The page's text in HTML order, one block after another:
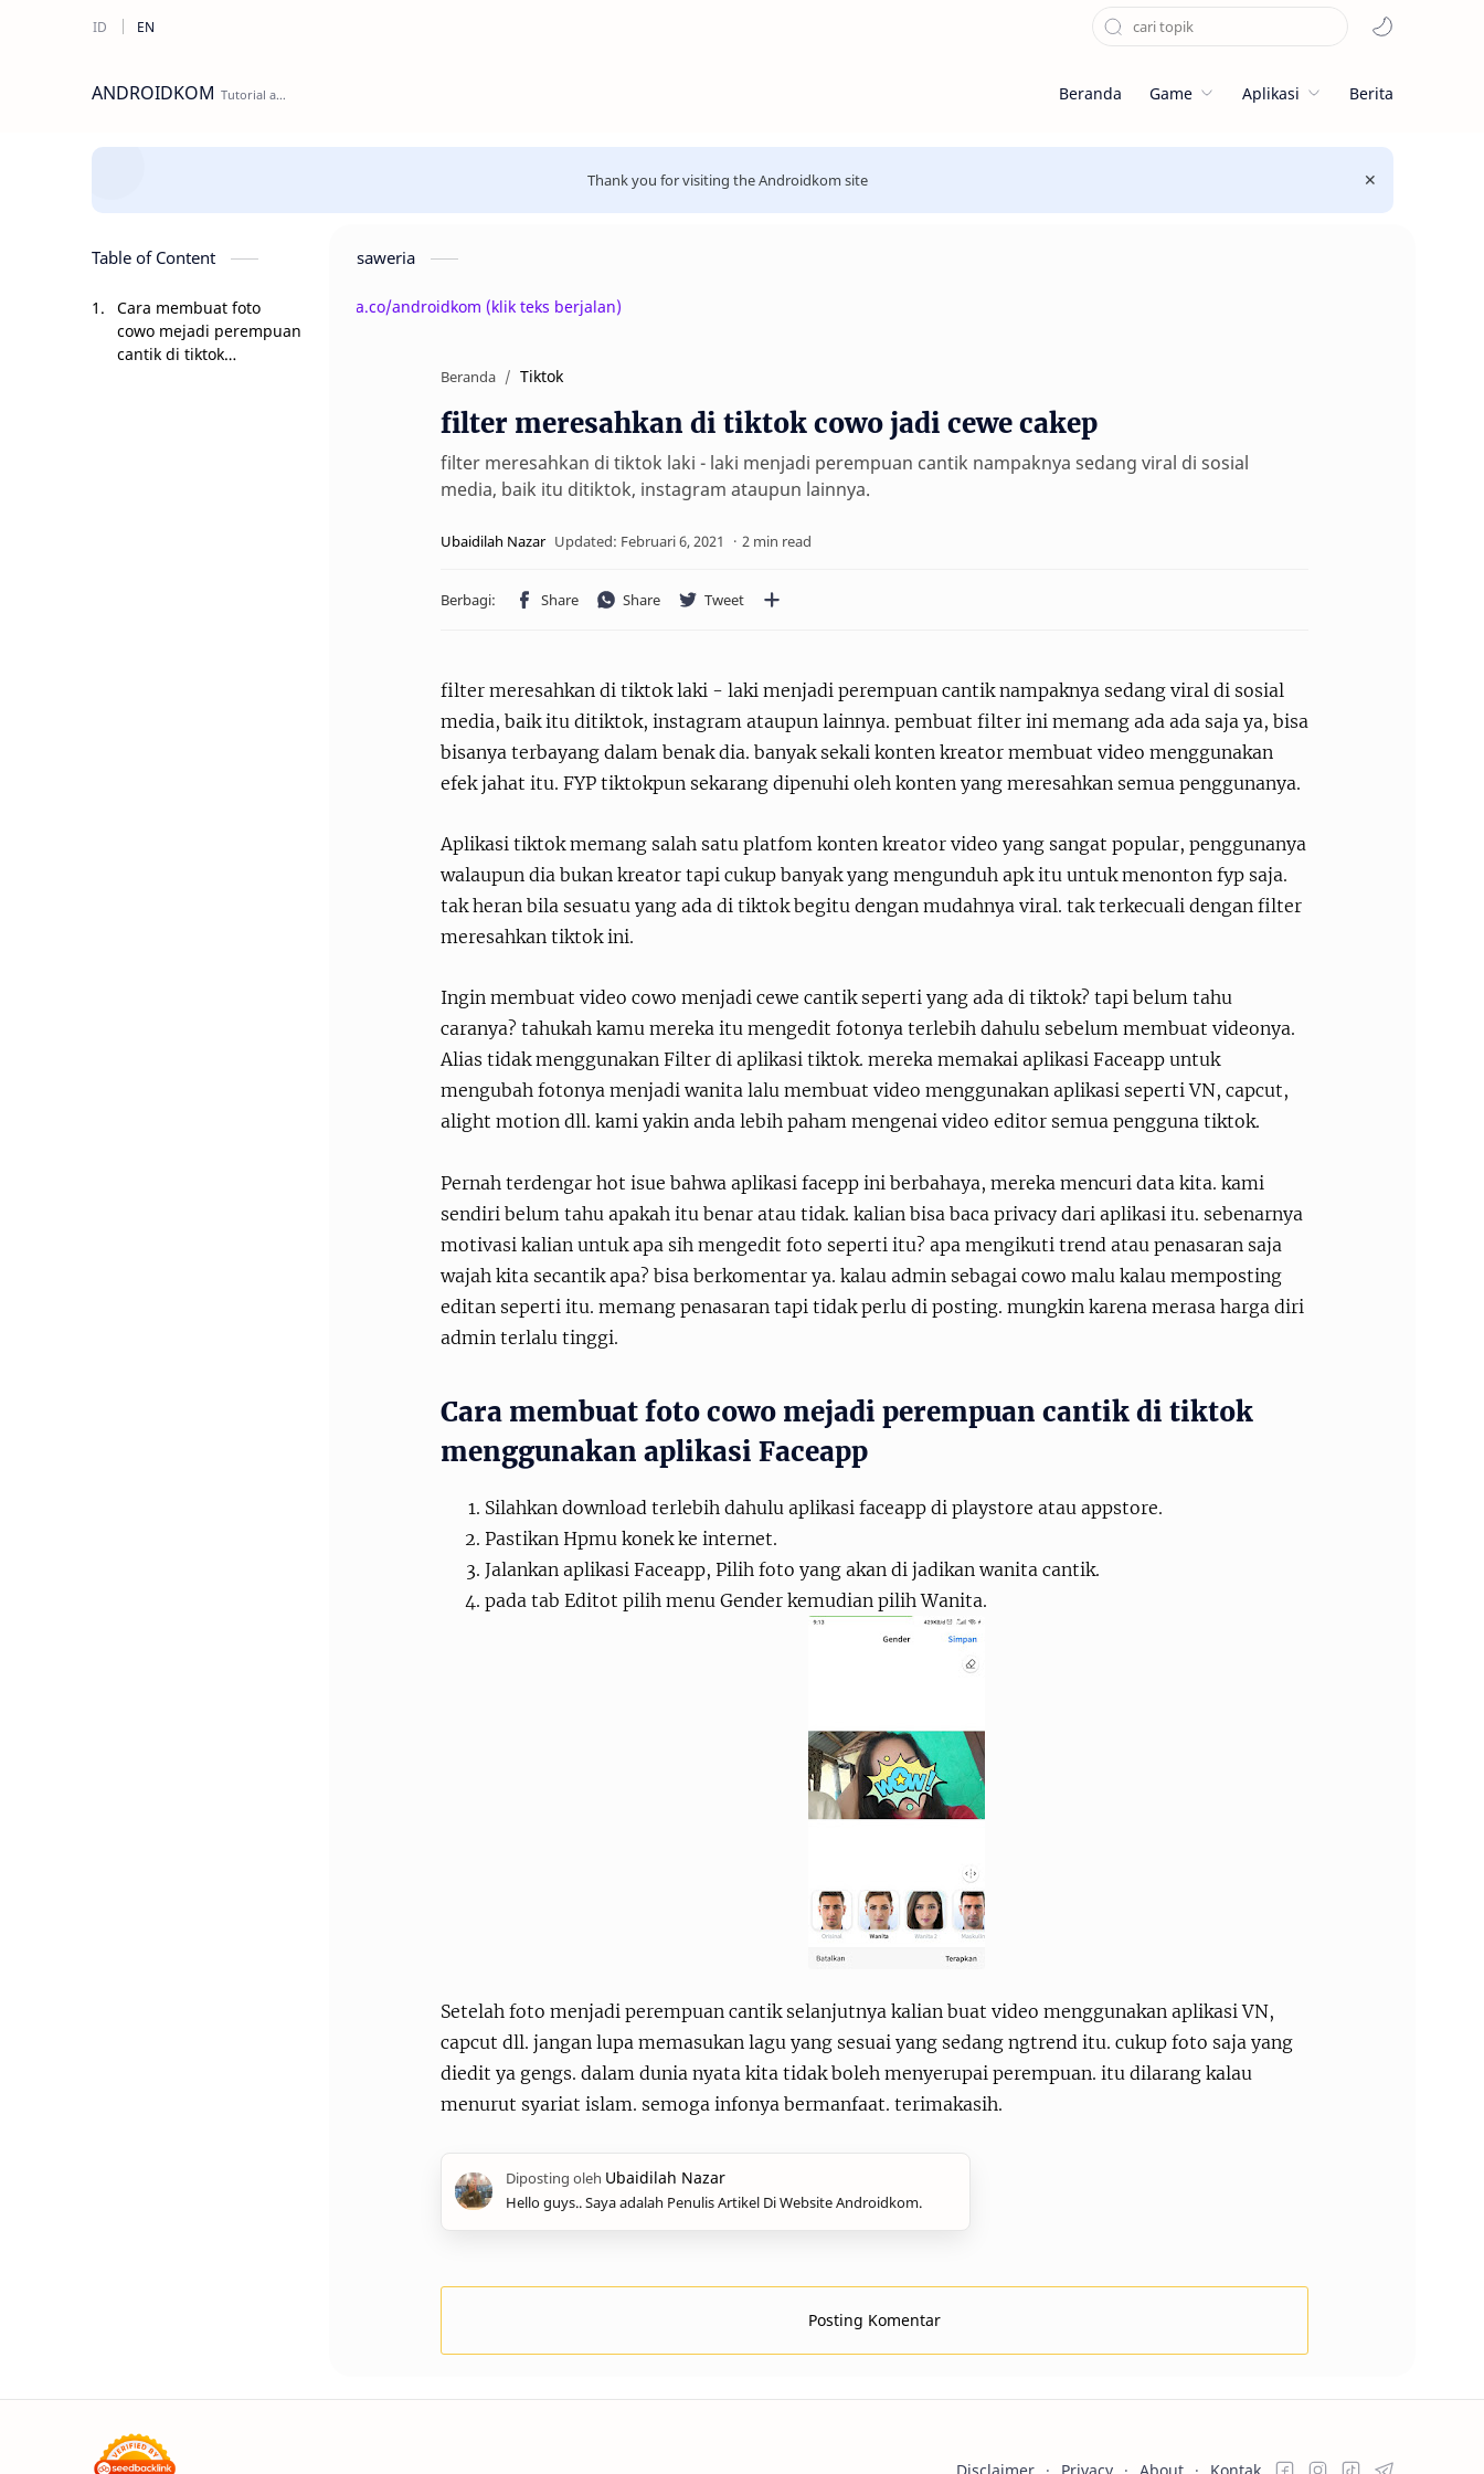
ANDROIDKOM Beranda Game Aplikasi Berita
Thank you for visiting the Androidkom site
Table of Content
Cara membuat foto
cowo mejadi perempuan
cantik di tiktok
saweria
Beri Donasi Untuk Penulis | saweria.co/androidkom (klik teks berjalan)
Beranda Tiktok
filter meresahkan di tiktok cowo jadi cewe cakep
filter meresahkan di tiktok laki - laki menjadi perempuan cantik nampaknya sedang viral di sosial
media, baik itu ditiktok, instagram ataupun lainnya.
2 min read
filter meresahkan di tiktok laki - laki menjadi perempuan cantik nampaknya sedang viral di sosial
media, baik itu ditiktok, instagram ataupun lainnya. pembuat filter ini memang ada ada saja ya, bisa
bisanya terbayang dalam benak dia. banyak sekali konten kreator membuat video menggunakan
efek jahat itu. FYP tiktokpun sekarang dipenuhi oleh konten yang meresahkan semua penggunanya.
Aplikasi tiktok memang salah satu platfom konten kreator video yang sangat popular, penggunanya
walaupun dia bukan kreator tapi cukup banyak yang mengunduh apk itu untuk menonton fyp saja.
tak heran bila sesuatu yang ada di tiktok begitu dengan mudahnya viral. tak terkecuali dengan filter
meresahkan tiktok ini.
Ingin membuat video cowo menjadi cewe cantik seperti yang ada di tiktok? tapi belum tahu
caranya? tahukah kamu mereka itu mengedit fotonya terlebih dahulu sebelum membuat videonya.
Alias tidak menggunakan Filter di aplikasi tiktok. mereka memakai aplikasi Faceapp untuk
mengubah fotonya menjadi wanita lalu membuat video menggunakan aplikasi seperti VN, capcut,
alight motion dll. kami yakin anda lebih paham mengenai video editor semua pengguna tiktok.
Pernah terdengar hot isue bahwa aplikasi facepp ini berbahaya, mereka mencuri data kita. kami
sendiri belum tahu apakah itu benar atau tidak. kalian bisa baca privacy dari aplikasi itu. sebenarnya
motivasi kalian untuk apa sih mengedit foto seperti itu? apa mengikuti trend atau penasaran saja
wajah kita secantik apa? bisa berkomentar ya. kalau admin sebagai cowo malu kalau memposting
editan seperti itu. memang penasaran tapi tidak perlu di posting. mungkin karena merasa harga diri
admin terlalu tinggi.
Cara membuat foto cowo mejadi perempuan cantik di tiktok
menggunakan aplikasi Faceapp
Silahkan download terlebih dahulu aplikasi faceapp di playstore atau appstore.
Pastikan Hpmu konek ke internet.
Jalankan aplikasi Faceapp, Pilih foto yang akan di jadikan wanita cantik.
pada tab Editot pilih menu Gender kemudian pilih Wanita.
Setelah foto menjadi perempuan cantik selanjutnya kalian buat video menggunakan aplikasi VN,
capcut dll. jangan lupa memasukan lagu yang sesuai yang sedang ngtrend itu. cukup foto saja yang
diedit ya gengs. dalam dunia nyata kita tidak boleh menyerupai perempuan. itu dilarang kalau
menurut syariat islam. semoga infonya bermanfaat. terimakasih.
Hello guys.. Saya adalah Penulis Artikel Di Website Androidkom.
Posting Komentar